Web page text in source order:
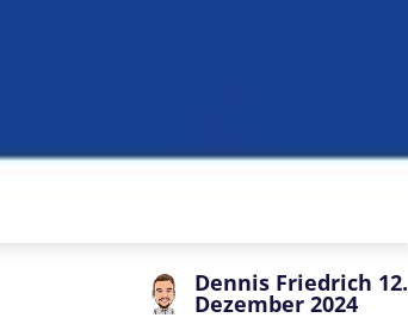
Dennis Friedrich 12.
Dezember 2024